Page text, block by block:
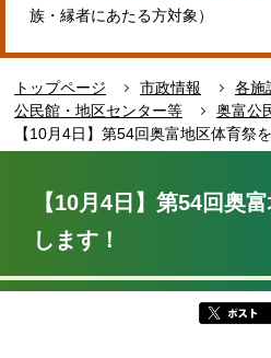
す
族・縁者にあたる方対象）
トップページ 市政情報
各施
公民館・地区センター等
奥富公
【10月4日】第54回奥富地区体育祭
ら
【10月4日】第54回奥
します！